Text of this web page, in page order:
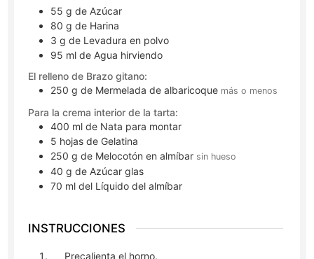
55 g de Azúcar
80 g de Harina
3 g de Levadura en polvo
95 ml de Agua hirviendo
El relleno de Brazo gitano:
250 g de Mermelada de albaricoque más o menos
Para la crema interior de la tarta:
400 ml de Nata para montar
5 hojas de Gelatina
250 g de Melocotón en almíbar sin hueso
40 g de Azúcar glas
70 ml del Líquido del almíbar
INSTRUCCIONES
Precalienta el horno.